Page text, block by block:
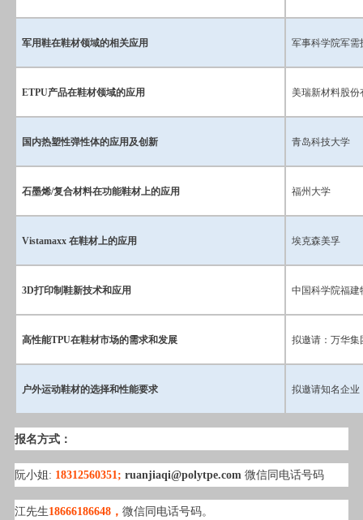
军用鞋在鞋材领域的相关应用 军事科学院军需
ETPU产品在鞋材领域的应用 美瑞新材料股份
国内热塑性弹性体的应用及创新 青岛科技大学
石墨烯/复合材料在功能鞋材上的应用 福州大学
Vistamaxx 在鞋材上的应用 埃克森美孚
3D打印制鞋新技术和应用 中国科学院福建
高性能TPU在鞋材市场的需求和发展 拟邀请 ：万华集
户外运动鞋材的选择和性能要求 拟邀请知名企业
报名方式：
阮小姐: 18312560351; ruanjiaqi@polytpe.com 微信同电话号码
江先生18666186648， 微信同电话号码。